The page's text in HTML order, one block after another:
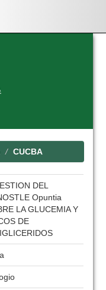
CUCBA
DEL
Opuntia
LA GLUCEMIA Y
DE